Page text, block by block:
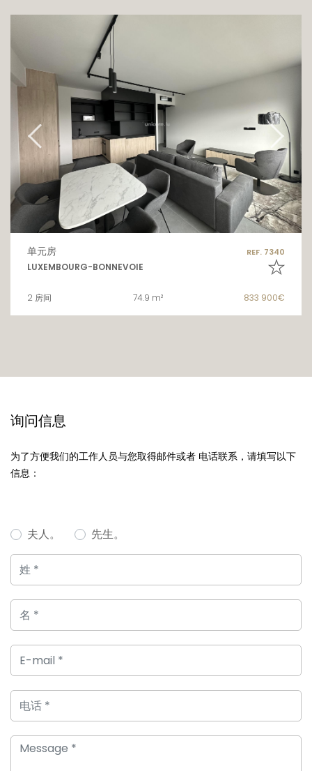
单元房 REF. 7340
LUXEMBOURG-BONNEVOIE
2 房间 74.9 m² 833 900€
询问信息
为了方便我们的工作人员与您取得邮件或者 电话联系，请填写以下
信息：
夫人。 先生。